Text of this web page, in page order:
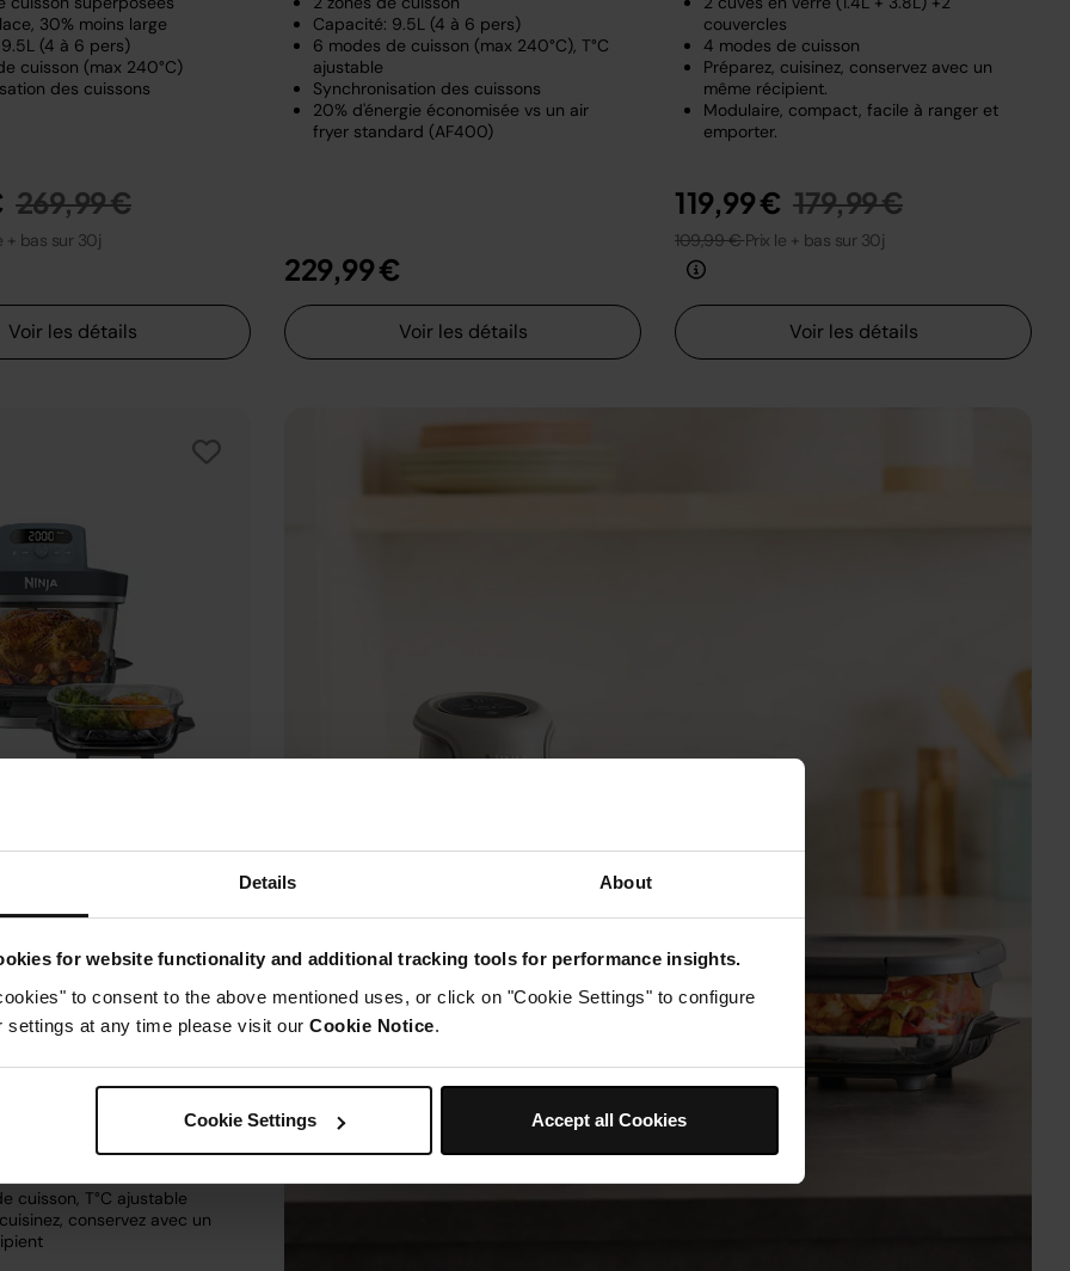
Details About
for website functionality and additional tracking tools for performance insights.
to consent to the above mentioned uses, or click on "Cookie Settings" to configure
settings at any time please visit our Cookie Notice.
Cookie Settings Accept all Cookies
30% moins large
(4 à 6 pers)
cuisson (max 240°C)
des cuissons
Prix réduit de
269,99 €au
+ bas sur 30j
Voir les détails
Capacité: 9.5L (4 à 6 pers)
6 modes de cuisson (max 240°C), T°C
ajustable
Synchronisation des cuissons
20% d'énergie économisée vs un air
fryer standard (AF400)
229,99 €
Voir les détails
couvercles
4 modes de cuisson
Préparez, cuisinez, conservez avec un
même récipient.
Modulaire, compact, facile à ranger et
emporter.
119,99 € Prix réduit de
179,99 €au
109,99 €Prix le + bas sur 30j
Voir les détails
verre Crispi Pro, 7-
cuisson, T°C ajustable
conservez avec un